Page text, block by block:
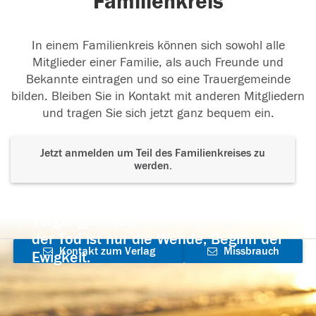
In einem Familienkreis können sich sowohl alle
Mitglieder einer Familie, als auch Freunde und
Bekannte eintragen und so eine Trauergemeinde
bilden. Bleiben Sie in Kontakt mit anderen Mitgliedern
und tragen Sie sich jetzt ganz bequem ein.
Jetzt anmelden um Teil des Familienkreises zu
werden.
der Tod ist nur die Wende, Beginn der
Ewigkeit.
Kontakt zum Verlag
aufnehmen
Missbrauch